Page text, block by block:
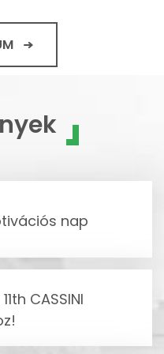
nap
CASSINI